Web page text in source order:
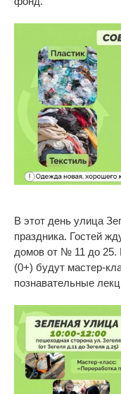
В этот день улица
праздника. Гостей
домов от № 11 до 25.
(0+) будут мастер-
познавательные